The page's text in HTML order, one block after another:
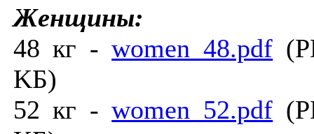
Женщины:
48 кг -women_48.pdf
KБ)
52 кг -women_52.pdf